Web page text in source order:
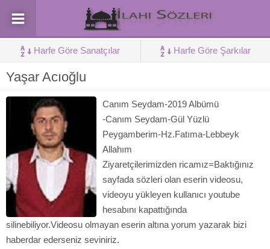
Harfe Göre Sanatçılar Harfe Göre Şarkılar
Yaşar Acıoğlu
Canım Seydam-2019 Albümü
-Canım Seydam-Gül Yüzlü
Peygamberim-Hz.Fatıma-Lebbeyk
Allahım
Ziyaretçilerimizden ricamız=Baktığınız
sayfada sözleri olan eserin videosu,
videoyu yükleyen kullanıcı youtube
hesabını kapattığında
silinebiliyor.Videosu olmayan eserin altına yorum yazarak bizi
haberdar ederseniz seviniriz.